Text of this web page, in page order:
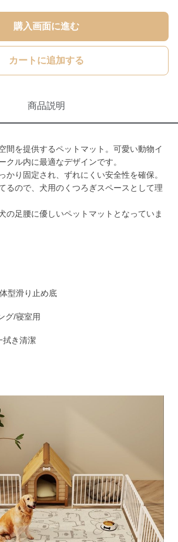
購入画面に進む
カートに追加する
商品説明
間を提供するペットマット。可愛い動物イ
クル内に最適なデザインです。
かり固定され、ずれにくい安全性を確保。
るので、犬用のくつろぎスペースとして理
の足腰に優しいペットマットとなっていま
型滑り止め底
グ/寝室用
拭き清潔